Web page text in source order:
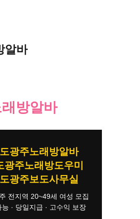
알바
방알바
광주노래방알바
광주노래방도우미
광주보도사무실
전지역 20~49세 여성 모집
· 당일지급 · 고수익 보장